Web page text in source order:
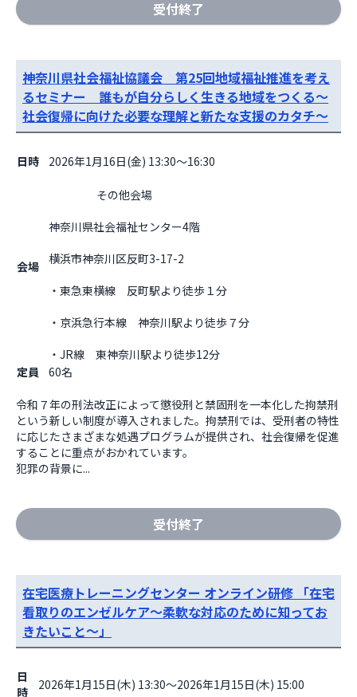
受付終了
神奈川県社会福祉協議会 第25回地域福祉推進を考え
るセミナー 誰もが自分らしく生きる地域をつくる～
社会復帰に向けた必要な理解と新たな支援のカタチ～
日時 2026年1月16日(金) 13:30～16:30
会場
神奈川県社会福祉センター4階
横浜市神奈川区反町3-17-2
・東急東横線　反町駅より徒歩１分
・京浜急行本線　神奈川駅より徒歩７分
・JR線　東神奈川駅より徒歩12分
定員
60名
令和７年の刑法改正によって懲役刑と禁固刑を一本化した拘禁刑
という新しい制度が導入されました。拘禁刑では、受刑者の特性
に応じたさまざまな処遇プログラムが提供され、社会復帰を促進
することに重点がおかれています。
犯罪の背景に...
受付終了
在宅医療トレーニングセンター オンライン研修 「在宅
看取りのエンゼルケア～柔軟な対応のために知ってお
きたいこと～」
日
時
2026年1月15日(木) 13:30～2026年1月15日(木) 15:00